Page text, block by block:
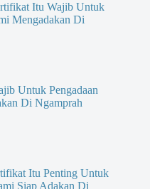
Itu Wajib Untuk
Mengadakan Di
Untuk Pengadaan
Di Ngamprah
Itu Penting Untuk
Siap Adakan Di